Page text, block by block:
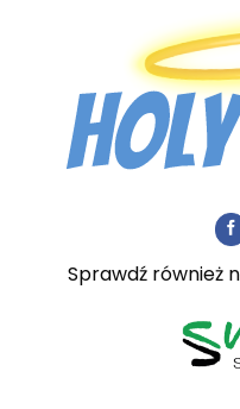
Sprawdź również